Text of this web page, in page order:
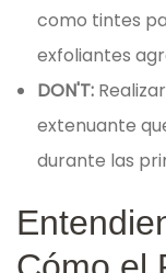
como tintes
exfoliantes
DON'T:
extenuante
durante las